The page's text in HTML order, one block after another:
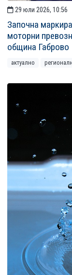
29 юли 2026, 10:56
Започна
моторни
община Габрово
актуално